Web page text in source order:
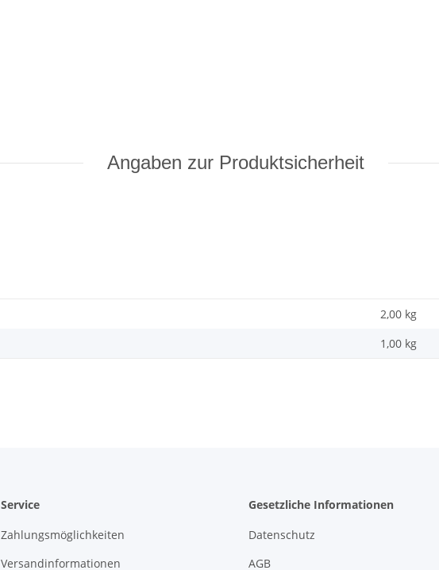
Angaben zur Produktsicherheit
2,00 kg
1,00 kg
Service
Zahlungsmöglichkeiten
Versandinformationen
Gesetzliche Informationen
Datenschutz
AGB